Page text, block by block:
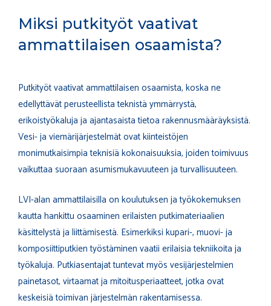
Miksi putkityöt vaativat
ammattilaisen osaamista?
Putkityöt vaativat ammattilaisen osaamista, koska ne
edellyttävät perusteellista teknistä ymmärrystä,
erikoistyökaluja ja ajantasaista tietoa rakennusmääräyksistä.
Vesi- ja viemärijärjestelmät ovat kiinteistöjen
monimutkaisimpia teknisiä kokonaisuuksia, joiden toimivuus
vaikuttaa suoraan asumismukavuuteen ja turvallisuuteen.
LVI-alan ammattilaisilla on koulutuksen ja työkokemuksen
kautta hankittu osaaminen erilaisten putkimateriaalien
käsittelystä ja liittämisestä. Esimerkiksi kupari-, muovi- ja
komposiittiputkien työstäminen vaatii erilaisia tekniikoita ja
työkaluja. Putkiasentajat tuntevat myös vesijärjestelmien
painetasot, virtaamat ja mitoitusperiaatteet, jotka ovat
keskeisiä toimivan järjestelmän rakentamisessa.